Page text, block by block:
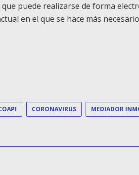
puede realizarse de forma
en el que se hace más
CORONAVIRUS